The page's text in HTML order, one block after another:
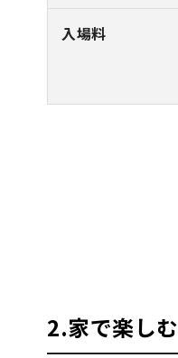
入場料
2.家で楽しむ